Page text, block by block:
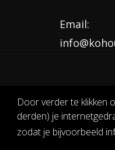
Door verder te klikken
derden) je
zodat je bijvoorbeeld
Email: